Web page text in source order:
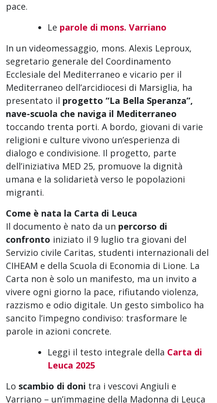
pace.
Le parole di mons. Varriano
In un videomessaggio, mons. Alexis Leproux,
segretario generale del Coordinamento
Ecclesiale del Mediterraneo e vicario per il
Mediterraneo dell’arcidiocesi di Marsiglia, ha
presentato il progetto “La Bella Speranza”,
nave-scuola che naviga il Mediterraneo
toccando trenta porti. A bordo, giovani di varie
religioni e culture vivono un’esperienza di
dialogo e condivisione. Il progetto, parte
dell’iniziativa MED 25, promuove la dignità
umana e la solidarietà verso le popolazioni
migranti.
Come è nata la Carta di Leuca
Il documento è nato da un percorso di
confronto iniziato il 9 luglio tra giovani del
Servizio civile Caritas, studenti internazionali del
CIHEAM e della Scuola di Economia di Lione. La
Carta non è solo un manifesto, ma un invito a
vivere ogni giorno la pace, rifiutando violenza,
razzismo e odio digitale. Un gesto simbolico ha
sancito l’impegno condiviso: trasformare le
parole in azioni concrete.
Leggi il testo integrale della Carta di
Leuca 2025
Lo scambio di doni tra i vescovi Angiuli e
Varriano – un’immagine della Madonna di Leuca